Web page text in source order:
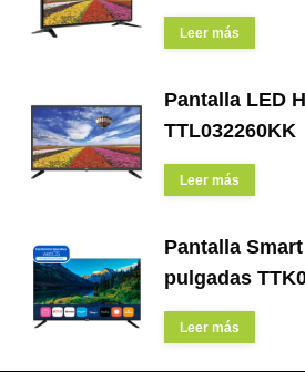
Leer más
Pantalla LED
TTL032260KK
Leer más
Pantalla
pulgadas
Leer más